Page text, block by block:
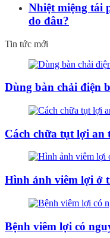
Nhiệt miệng tái
do đâu?
Tin tức mới
Dùng bàn chải điện
Cách chữa tụt lợi an
Hình ảnh viêm lợi ở
Bệnh viêm lợi có